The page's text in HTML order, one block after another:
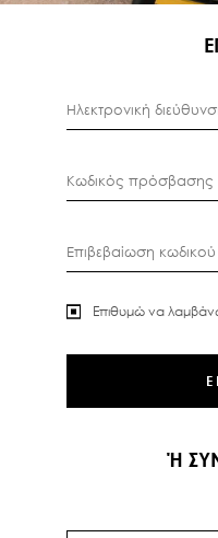
Ηλεκτρονική
Κωδικός πρόσβασης
Επιβεβαίωση κωδικού
Επιθυμώ να
Ή